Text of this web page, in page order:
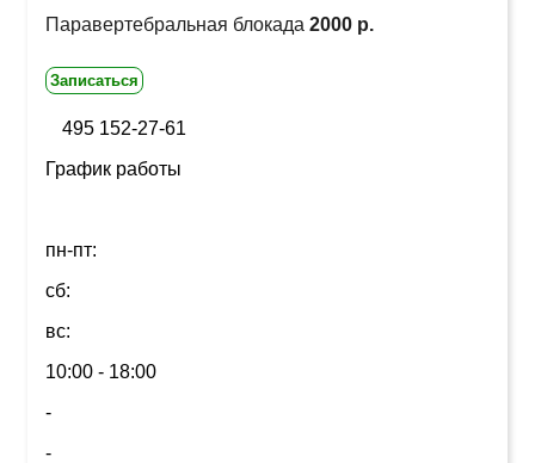
Паравертебральная блокада 2000 р.
Записаться
495 152-27-61
График работы
пн-пт:
сб:
вс:
10:00 - 18:00
-
-